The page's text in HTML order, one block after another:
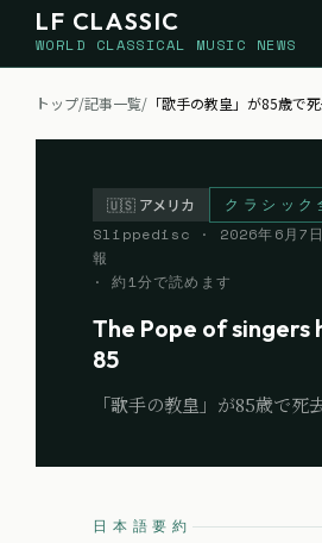
LF CLASSIC
WORLD CLASSICAL MUSIC NEWS
トップ/記事一覧/ 「歌手の教皇」が85歳で
🇺🇸 アメリカ
クラシック
Slippedisc
· 2026年6月7
報
· 約1分で読めます
The Pope of singers
85
「歌手の教皇」が85歳で死
日本語要約